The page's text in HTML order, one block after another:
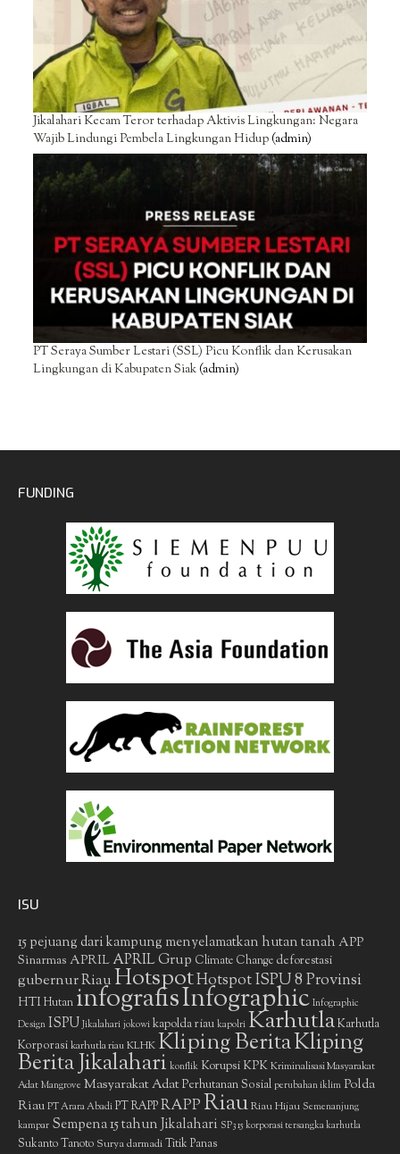
Jikalahari Kecam Teror terhadap Aktivis Lingkungan: Negara
Wajib Lindungi Pembela Lingkungan Hidup(admin)
PT Seraya Sumber Lestari (SSL) Picu Konflik dan Kerusakan
Lingkungan di Kabupaten Siak(admin)
FUNDING
ISU
15 pejuang dari kampung menyelamatkan hutan tanah APP
Sinarmas APRIL APRIL Grup Climate Change deforestasi
gubernur RiauHotspotHotspot ISPU 8 Provinsi
HTIHutan infografisInfographic Infographic
Design ISPU Jikalahari jokowi kapolda riau kapolri KarhutlaKarhutla
Korporasikarhutla riauKLHKKliping BeritaKliping
Berita Jikalahari konflik Korupsi KPKKriminalisasi Masyarakat
Adat Mangrove Masyarakat AdatPerhutanan Sosial perubahan iklim Polda
Riau PT Arara Abadi PT RAPPRAPPRiauRiau Hijau Semenanjung
kampar Sempena 15 tahun Jikalahari SP3 15 korporasi tersangka karhutla
Sukanto Tanoto Surya darmadiTitik Panas